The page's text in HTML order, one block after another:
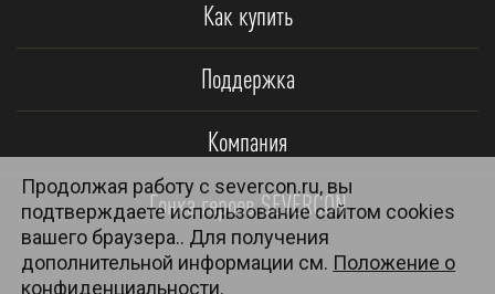
Как купить
Поддержка
Компания
Гонка героев SEVERCON
Продолжая работу с severcon.ru, вы
подтверждаете использование сайтом cookies
вашего браузера.. Для получения
дополнительной информации см. Положение о
конфиденциальности.